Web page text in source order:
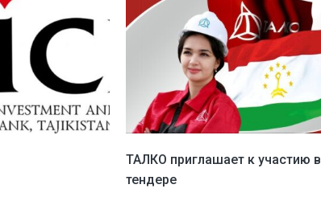
ТАЛКО приглашает к участию в
тендере